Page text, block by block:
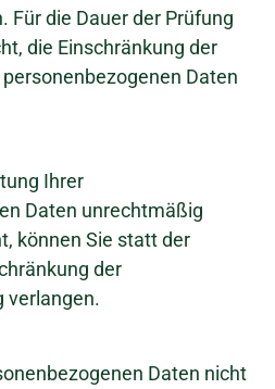
Für die Dauer der Prüfung
die Einschränkung der
Daten
Ihrer
Daten unrechtmäßig
können Sie statt der
der
verlangen.
Daten nicht